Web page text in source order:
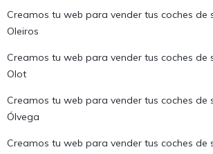
Creamos tu web para vender tus coches de
Oleiros
Creamos tu web para vender tus coches de
Olot
Creamos tu web para vender tus coches de
Ólvega
Creamos tu web para vender tus coches de